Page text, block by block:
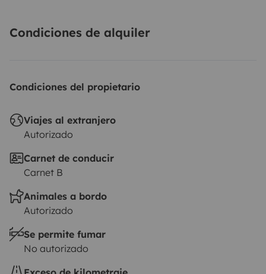
Condiciones de alquiler
Condiciones del propietario
Viajes al extranjero
Autorizado
Carnet de conducir
Carnet B
Animales a bordo
Autorizado
Se permite fumar
No autorizado